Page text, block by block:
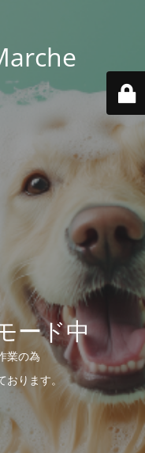
ード中
業の為
おります。